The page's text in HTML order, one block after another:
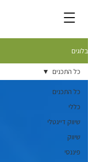
בלוגים
כל התכנים
כללי
שיווק דייגטלי
שיווק
פיננסי
כל התכנים